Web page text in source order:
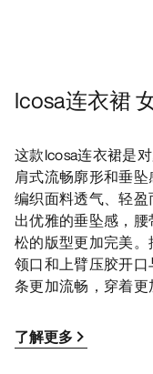
Icosa连衣裙
这款Icosa连衣裙是
肩式流畅廓形和垂
编织面料透气、轻
出优雅的垂坠感，
松的版型更加完美
领口和上臂压胶开
条更加流畅，穿着更
了解更多